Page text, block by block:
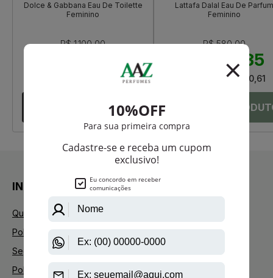
Dolce & Gabbana Eau De Toilette
Feminino
R$ 1.100,00
R$ 65,70
Lattafa Dalal Eau De Parfum
Feminino
R$ 580,00
R$ 487,35
deR$ 40,61
INSTITUCIONAL
Quem Somos
Política de Privacidade
Segurança
Política de Troca